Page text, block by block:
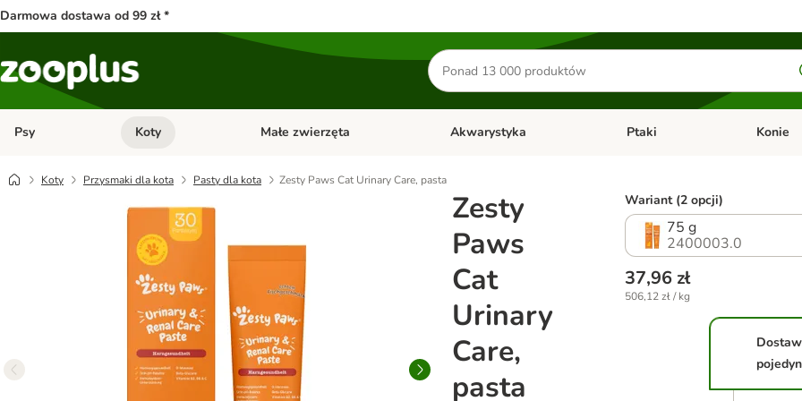
Darmowa dostawa od 99 zł *
Szukaj
produktów
Psy Otwórz menu kategorii: Psy
Koty Otwórz menu kategorii: Koty
Małe zwierzęta Otwórz menu kategorii: Małe zwierzęta
Akwarystyka Otwórz menu kategorii:
Ptaki Otwórz
Konie
Koty Przysmaki dla kota Pasty dla kota Zesty Paws Cat Urinary Care, pasta
Zesty
Paws
Cat
Urinary
Care,
pasta
Wariant (2 opcji)
75 g
2400003.0
37,96 zł
506,12 zł / kg